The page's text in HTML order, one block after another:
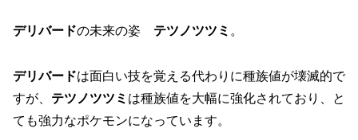
デリバードの未来の姿 テツノツツミ 。
デリバードは面白い技を覚える代わりに種族値が壊滅的で
すが、 テツノツツミ は種族値を大幅に強化されており、と
ても強力なポケモンになっています。